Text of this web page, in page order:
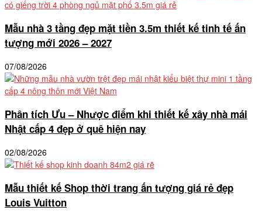
Mẫu nhà 3 tầng đẹp mặt tiền 3.5m thiết kế tinh tế ấn
tượng mới 2026 – 2027
07/08/2026
Phân tích Ưu – Nhược điểm khi thiết kế xây nhà mái
Nhật cấp 4 đẹp ở quê hiện nay
02/08/2026
Mẫu thiết kế Shop thời trang ấn tượng giá rẻ đẹp
Louis Vuitton